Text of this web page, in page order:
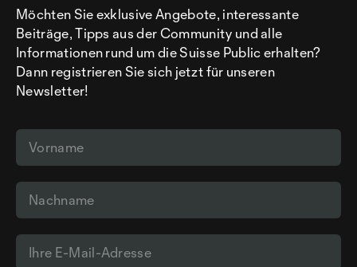
Möchten Sie exklusive Angebote, interessante
Beiträge, Tipps aus der Community und alle
Informationen rund um die Suisse Public erhalten?
Dann registrieren Sie sich jetzt für unseren
Newsletter!